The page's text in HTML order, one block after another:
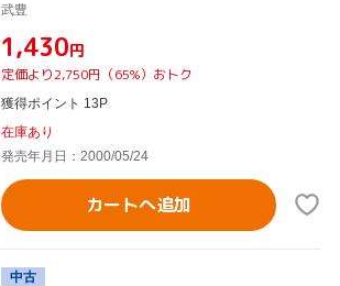
武豊
¥1,430円
定価より2,750円（65%）おトク
獲得ポイント 13P
在庫あり
発売年月日：2000/05/24
カートへ追加
中古